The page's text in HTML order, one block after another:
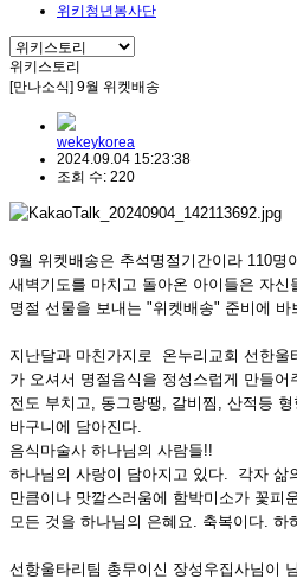
위키청년봉사단
위키스토리
[만나소식] 9월 위켓배송
wekeykorea
2024.09.04 15:23:38
조회 수: 220
9월 위켓배송은 추석명절기간이라 110명
새벽기도를 마치고 돌아온 아이들은 자신
명절 선물을 보내는 "위켓배송" 준비에 바
지난달과 마친가지로 온누리교회 선한울
가 오셔서 명절음식을 정성스럽게 만들어
전도 부치고, 동그랑땡, 갈비찜, 산적등
바구니에 담아진다.
음식마술사 하나님의 사람들!!
하나님의 사랑이 담아지고 있다. 각자 삶
만큼이나 맛깔스러움에 함박미소가 꽃피
모든 것을 하나님의 은혜요. 축복이다.
선항울타리팀 총무이신 장성우집사님이